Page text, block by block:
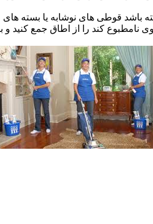
باشد قوطی های نوشابه یا بسته های
نامطبوع کند را از اطاق جمع کنید و